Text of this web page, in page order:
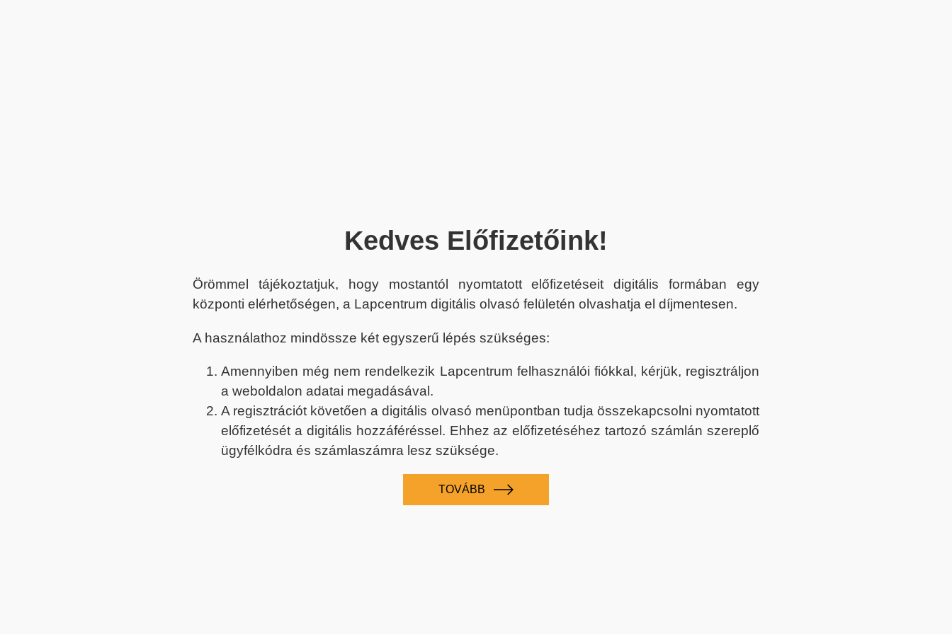
Kedves Előfizetőink!
Örömmel tájékoztatjuk, hogy mostantól nyomtatott előfizetéseit digitális formában egy
központi elérhetőségen, a Lapcentrum digitális olvasó felületén olvashatja el díjmentesen.
A használathoz mindössze két egyszerű lépés szükséges:
Amennyiben még nem rendelkezik Lapcentrum felhasználói fiókkal, kérjük, regisztráljon
a weboldalon adatai megadásával.
A regisztrációt követően a digitális olvasó menüpontban tudja összekapcsolni nyomtatott
előfizetését a digitális hozzáféréssel. Ehhez az előfizetéséhez tartozó számlán szereplő
ügyfélkódra és számlaszámra lesz szüksége.
TOVÁBB